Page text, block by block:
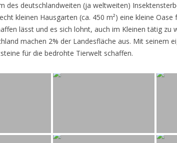
des deutschlandweiten (ja weltweiten)
kleinen Hausgarten (ca. 450 m²) eine kleine Oase
lässt und es sich lohnt, auch im Kleinen tätig zu
machen 2% der Landesfläche aus. Mit seinem
für die bedrohte Tierwelt schaffen.